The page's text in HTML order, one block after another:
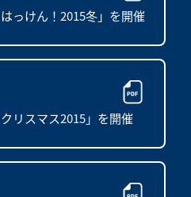
っけん！2015冬」を開催
リスマス2015」を開催